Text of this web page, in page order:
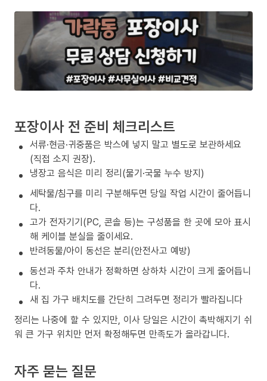
포장이사 전 준비 체크리스트
서류·현금·귀중품은 박스에 넣지 말고 별도로 보관하세요
(직접 소지 권장).
냉장고 음식은 미리 정리(물기·국물 누수 방지)
세탁물/침구를 미리 구분해두면 당일 작업 시간이 줄어듭니
다.
고가 전자기기(PC, 콘솔 등)는 구성품을 한 곳에 모아 표시
해 케이블 분실을 줄이세요.
반려동물/아이 동선은 분리(안전사고 예방)
동선과 주차 안내가 정확하면 상하차 시간이 크게 줄어듭니
다.
새 집 가구 배치도를 간단히 그려두면 정리가 빨라집니다
정리는 나중에 할 수 있지만, 이사 당일은 시간이 촉박해지기 쉬
워 큰 가구 위치만 먼저 확정해두면 만족도가 올라갑니다.
자주 묻는 질문